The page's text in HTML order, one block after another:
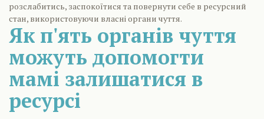
розслабитись, заспокоїтися та повернути себе в ресурсний
стан, використовуючи власні органи чуття.
Як п'ять органів чуття
можуть допомогти
мамі залишатися в
ресурсі